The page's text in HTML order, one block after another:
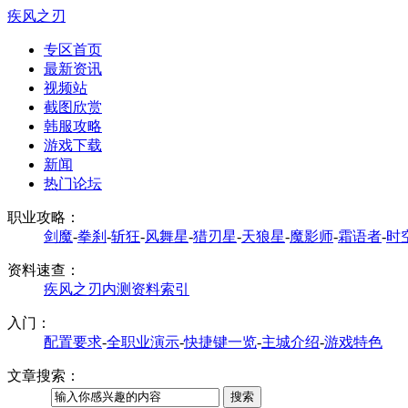
疾风之刃
专区首页
最新资讯
视频站
截图欣赏
韩服攻略
游戏下载
新闻
热门论坛
职业攻略：
剑魔-拳刹 -斩狂-风舞星-猎刃星-天狼星-魔影师-霜语者-时
资料速查：
疾风之刃内测资料索引
入门：
配置要求-全职业演示-快捷键一览-主城介绍-游戏特色
文章搜索：